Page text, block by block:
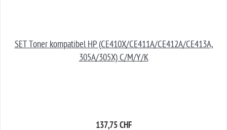
SET Toner kompatibel HP (CE410X/CE411A/CE412A/CE413A,
305A/305X) C/M/Y/K
137,75 CHF